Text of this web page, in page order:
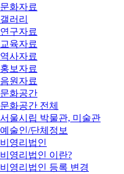
문화자료
갤러리
연구자료
교육자료
역사자료
홍보자료
음원자료
문화공간
문화공간 전체
서울시립 박물관, 미술관
예술인/단체정보
비영리법인
비영리법인 이란?
비영리법인 등록 변경